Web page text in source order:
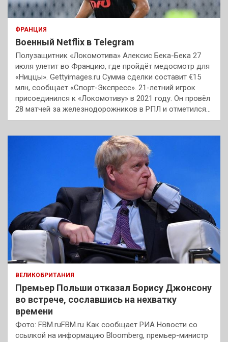
ФРАНЦИЯ
Военный Netflix в Telegram
Полузащитник «Локомотива» Алексис Бека-Бека 27
июля улетит во Францию, где пройдёт медосмотр для
«Ниццы». Gettyimages.ru Сумма сделки составит €15
млн, сообщает «Спорт-Экспресс». 21-летний игрок
присоединился к «Локомотиву» в 2021 году. Он провёл
28 матчей за железнодорожников в РПЛ и отметился…
ВЕЛИКОБРИТАНИЯ
Премьер Польши отказал Борису Джонсону
во встрече, сославшись на нехватку
времени
Фото: FBM.ruFBM.ru Как сообщает РИА Новости со
ссылкой на информацию Bloomberg, премьер-министр